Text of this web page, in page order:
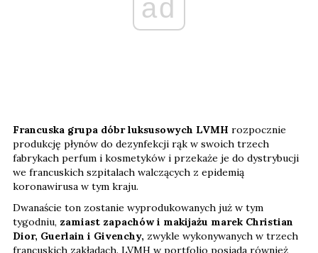
ad
Francuska grupa dóbr luksusowych LVMH rozpocznie
produkcję płynów do dezynfekcji rąk w swoich trzech
fabrykach perfum i kosmetyków i przekaże je do dystrybucji
we francuskich szpitalach walczących z epidemią
koronawirusa w tym kraju.
Dwanaście ton zostanie wyprodukowanych już w tym
tygodniu, zamiast zapachów i makijażu marek Christian
Dior, Guerlain i Givenchy, zwykle wykonywanych w trzech
francuskich zakładach. LVMH w portfolio posiada również